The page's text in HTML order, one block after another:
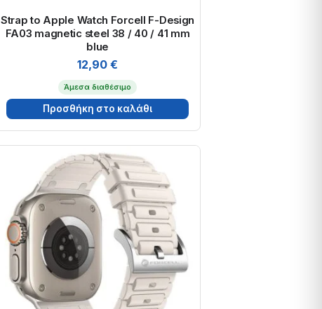
Strap to Apple Watch Forcell F-Design
FA03 magnetic steel 38 / 40 / 41 mm
blue
12,90 €
Άμεσα διαθέσιμο
Προσθήκη στο καλάθι